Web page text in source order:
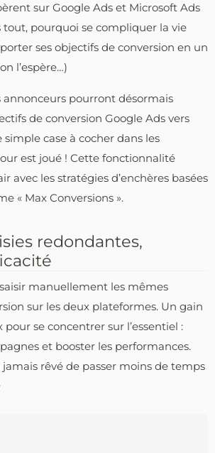
sur Google Ads et Microsoft Ads
tout, pourquoi se compliquer la vie
ses objectifs de conversion en un
l’espère…)
pourront désormais
de conversion Google Ads vers
simple case à cocher dans les
est joué ! Cette fonctionnalité
avec les stratégies d’enchères basées
« Max Conversions ».
redondantes,
manuellement les mêmes
sur les deux plateformes. Un gain
se concentrer sur l’essentiel :
et booster les performances.
jamais rêvé de passer moins de temps